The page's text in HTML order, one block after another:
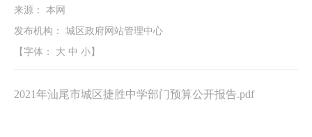
来源： 本网
发布机构： 城区政府网站管理中心
【字体： 大 中 小 】
2021年汕尾市城区捷胜中学部门预算公开报告.pdf